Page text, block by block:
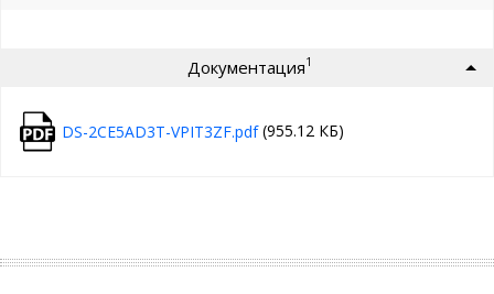
Документация1
DS-2CE5AD3T-VPIT3ZF.pdf(955.12 КБ)